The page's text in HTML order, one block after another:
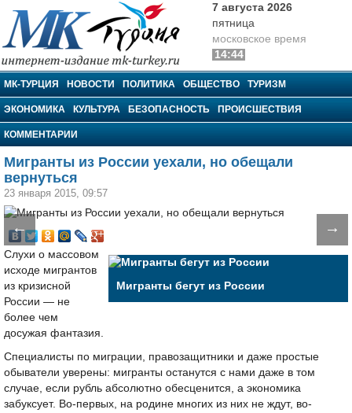
МК-Турция
7 августа 2026
пятница
московское время
14:44
МК-ТУРЦИЯ НОВОСТИ ПОЛИТИКА ОБЩЕСТВО ТУРИЗМ
ЭКОНОМИКА КУЛЬТУРА БЕЗОПАСНОСТЬ ПРОИСШЕСТВИЯ
КОММЕНТАРИИ
Мигранты из России уехали, но обещали
вернуться
23 января 2015, 09:57
← →
Мигранты бегут из России
Слухи о массовом
исходе мигрантов
из кризисной
России — не
более чем
досужая фантазия.
Специалисты по миграции, правозащитники и даже простые
обыватели уверены: мигранты останутся с нами даже в том
случае, если рубль абсолютно обесценится, а экономика
забуксует. Во-первых, на родине многих из них не ждут, во-